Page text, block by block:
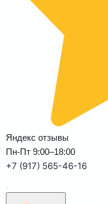
Яндекс отзывы
Пн-Пт 9:00–18:00
+7 (917) 565-46-16